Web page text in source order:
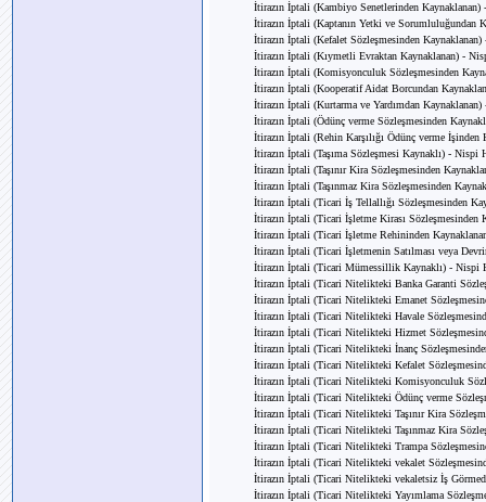
İtirazın İptali (Kambiyo Senetlerinden Kaynaklanan)
İtirazın İptali (Kaptanın Yetki ve Sorumluluğundan
İtirazın İptali (Kefalet Sözleşmesinden
İtirazın İptali (Kıymetli Evraktan Kaynaklanan) -
İtirazın İptali (Komisyonculuk Sözleşmesinden
İtirazın İptali (Kooperatif Aidat Borcundan
İtirazın İptali (Kurtarma ve Yardımdan
İtirazın İptali (Ödünç verme Sözleşmesinden
İtirazın İptali (Rehin Karşılığı Ödünç verme
İtirazın İptali (Taşıma Sözleşmesi Kaynaklı) - Nispi
İtirazın İptali (Taşınır Kira Sözleşmesinden
İtirazın İptali (Taşınmaz Kira Sözleşmesinden
İtirazın İptali (Ticari İş Tellallığı Sözleşmesinden
İtirazın İptali (Ticari İşletme Kirası Sözleşmesinden
İtirazın İptali (Ticari İşletme Rehininden
İtirazın İptali (Ticari İşletmenin Satılması veya
İtirazın İptali (Ticari Mümessillik Kaynaklı) - Nispi
İtirazın İptali (Ticari Nitelikteki Banka Garanti
İtirazın İptali (Ticari Nitelikteki Emanet
İtirazın İptali (Ticari Nitelikteki Havale
İtirazın İptali (Ticari Nitelikteki Hizmet
İtirazın İptali (Ticari Nitelikteki İnanç
İtirazın İptali (Ticari Nitelikteki Kefalet
İtirazın İptali (Ticari Nitelikteki Komisyonculuk
İtirazın İptali (Ticari Nitelikteki Ödünç verme
İtirazın İptali (Ticari Nitelikteki Taşınır Kira
İtirazın İptali (Ticari Nitelikteki Taşınmaz Kira
İtirazın İptali (Ticari Nitelikteki Trampa
İtirazın İptali (Ticari Nitelikteki vekalet
İtirazın İptali (Ticari Nitelikteki vekaletsiz İş
İtirazın İptali (Ticari Nitelikteki Yayımlama